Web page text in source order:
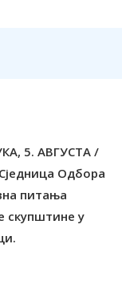
5. АВГУСТА /
Одбора
питања
скупштине у